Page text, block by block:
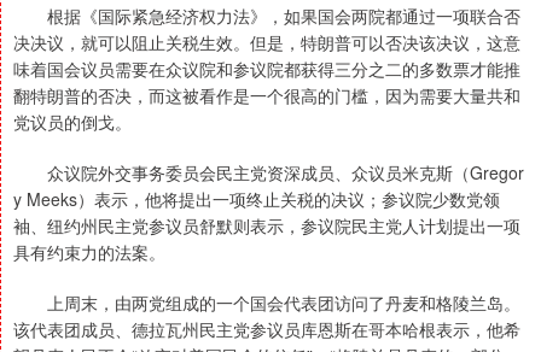
根据《国际紧急经济权力法》，如果国会两院都通过一项联合否
决决议，就可以阻止关税生效。但是，特朗普可以否决该决议，这意
味着国会议员需要在众议院和参议院都获得三分之二的多数票才能推
翻特朗普的否决，而这被看作是一个很高的门槛，因为需要大量共和
党议员的倒戈。
众议院外交事务委员会民主党资深成员、众议员米克斯（Gregor
y Meeks）表示，他将提出一项终止关税的决议；参议院少数党领
袖、纽约州民主党参议员舒默则表示，参议院民主党人计划提出一项
具有约束力的法案。
上周末，由两党组成的一个国会代表团访问了丹麦和格陵兰岛。
该代表团成员、德拉瓦州民主党参议员库恩斯在哥本哈根表示，他希